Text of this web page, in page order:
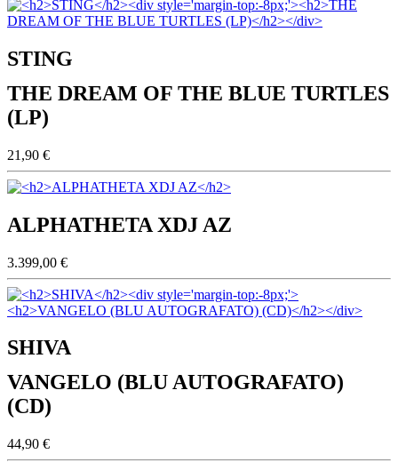
STING
THE DREAM OF THE BLUE TURTLES
(LP)
21,90 €
ALPHATHETA XDJ AZ
3.399,00 €
SHIVA
VANGELO (BLU AUTOGRAFATO)
(CD)
44,90 €